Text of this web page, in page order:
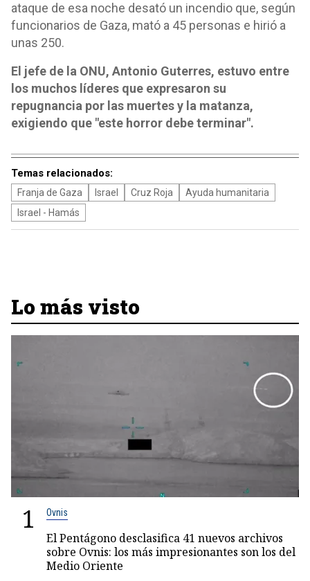
ataque de esa noche desató un incendio que, según
funcionarios de Gaza, mató a 45 personas e hirió a
unas 250.
El jefe de la ONU, Antonio Guterres, estuvo entre
los muchos líderes que expresaron su
repugnancia por las muertes y la matanza,
exigiendo que "este horror debe terminar".
Temas relacionados:
Franja de Gaza Israel Cruz Roja
Ayuda humanitaria
Israel - Hamás
Lo más visto
1 Ovnis
El Pentágono desclasifica 41 nuevos archivos
sobre Ovnis: los más impresionantes son los del
Medio Oriente